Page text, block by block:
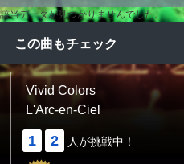
該当データが見つかりませんでした。
この曲もチェック
Vivid Colors
L'Arc-en-Ciel
1 2 人が挑戦中！